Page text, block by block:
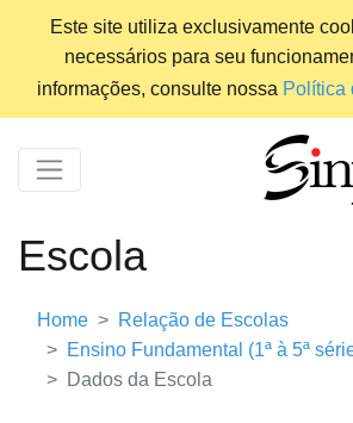
Este site utiliza exclusivamente
necessários para seu
informações, consulte nossa Política
Escola
Home
Relação de Escolas
Ensino Fundamental (1ª à 5ª
Dados da Escola